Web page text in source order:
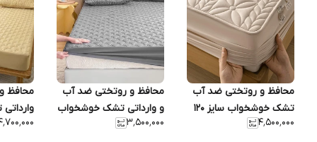
محافظ و روتختی ضد آب
تشک خوشخواب سایز ۱۲۰
در ۲۰۰ | تمام کتان، بادوام،۴٬۵۰۰٬۰۰۰
محافظ و روتختی ضد آب
و وارداتی تشک خوشخواب
۳٬۵۰۰٬۰۰۰
محافظ